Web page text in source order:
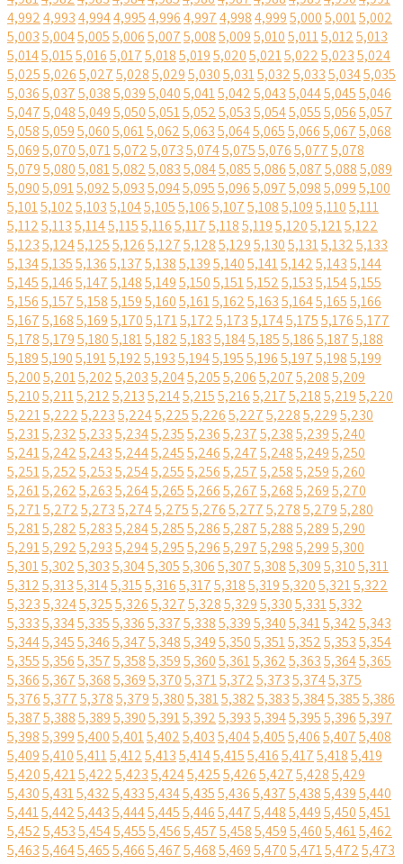
4,9924,9934,9944,9954,9964,9974,9984,9995,0005,0015,002
5,0035,0045,0055,0065,0075,0085,0095,0105,0115,0125,013
5,0145,0155,0165,0175,0185,0195,0205,0215,0225,0235,024
5,0255,0265,0275,0285,0295,0305,0315,0325,0335,0345,035
5,0365,0375,0385,0395,0405,0415,0425,0435,0445,0455,046
5,0475,0485,0495,0505,0515,0525,0535,0545,0555,0565,057
5,0585,0595,0605,0615,0625,0635,0645,0655,0665,0675,068
5,0695,0705,0715,0725,0735,0745,0755,0765,0775,078
5,0795,0805,0815,0825,0835,0845,0855,0865,0875,0885,089
5,0905,0915,0925,0935,0945,0955,0965,0975,0985,0995,100
5,1015,1025,1035,1045,1055,1065,1075,1085,1095,1105,111
5,1125,1135,1145,1155,1165,1175,1185,1195,1205,1215,122
5,1235,1245,1255,1265,1275,1285,1295,1305,1315,1325,133
5,1345,1355,1365,1375,1385,1395,1405,1415,1425,1435,144
5,1455,1465,1475,1485,1495,1505,1515,1525,1535,1545,155
5,1565,1575,1585,1595,1605,1615,1625,1635,1645,1655,166
5,1675,1685,1695,1705,1715,1725,1735,1745,1755,1765,177
5,1785,1795,1805,1815,1825,1835,1845,1855,1865,1875,188
5,1895,1905,1915,1925,1935,1945,1955,1965,1975,1985,199
5,2005,2015,2025,2035,2045,2055,2065,2075,2085,209
5,2105,2115,2125,2135,2145,2155,2165,2175,2185,2195,220
5,2215,2225,2235,2245,2255,2265,2275,2285,2295,230
5,2315,2325,2335,2345,2355,2365,2375,2385,2395,240
5,2415,2425,2435,2445,2455,2465,2475,2485,2495,250
5,2515,2525,2535,2545,2555,2565,2575,2585,2595,260
5,2615,2625,2635,2645,2655,2665,2675,2685,2695,270
5,2715,2725,2735,2745,2755,2765,2775,2785,2795,280
5,2815,2825,2835,2845,2855,2865,2875,2885,2895,290
5,2915,2925,2935,2945,2955,2965,2975,2985,2995,300
5,3015,3025,3035,3045,3055,3065,3075,3085,3095,3105,311
5,3125,3135,3145,3155,3165,3175,3185,3195,3205,3215,322
5,3235,3245,3255,3265,3275,3285,3295,3305,3315,332
5,3335,3345,3355,3365,3375,3385,3395,3405,3415,3425,343
5,3445,3455,3465,3475,3485,3495,3505,3515,3525,3535,354
5,3555,3565,3575,3585,3595,3605,3615,3625,3635,3645,365
5,3665,3675,3685,3695,3705,3715,3725,3735,3745,375
5,3765,3775,3785,3795,3805,3815,3825,3835,3845,3855,386
5,3875,3885,3895,3905,3915,3925,3935,3945,3955,3965,397
5,3985,3995,4005,4015,4025,4035,4045,4055,4065,4075,408
5,4095,4105,4115,4125,4135,4145,4155,4165,4175,4185,419
5,4205,4215,4225,4235,4245,4255,4265,4275,4285,429
5,4305,4315,4325,4335,4345,4355,4365,4375,4385,4395,440
5,4415,4425,4435,4445,4455,4465,4475,4485,4495,4505,451
5,4525,4535,4545,4555,4565,4575,4585,4595,4605,4615,462
5,4635,4645,4655,4665,4675,4685,4695,4705,4715,4725,473